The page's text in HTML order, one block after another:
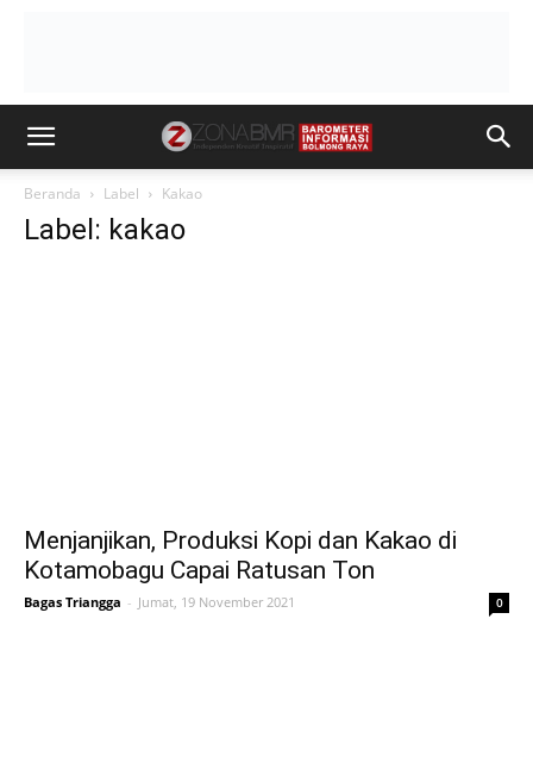
Beranda Label Kakao
Label: kakao
Menjanjikan, Produksi Kopi dan Kakao di
Kotamobagu Capai Ratusan Ton
Bagas Triangga - Jumat, 19 November 2021 0